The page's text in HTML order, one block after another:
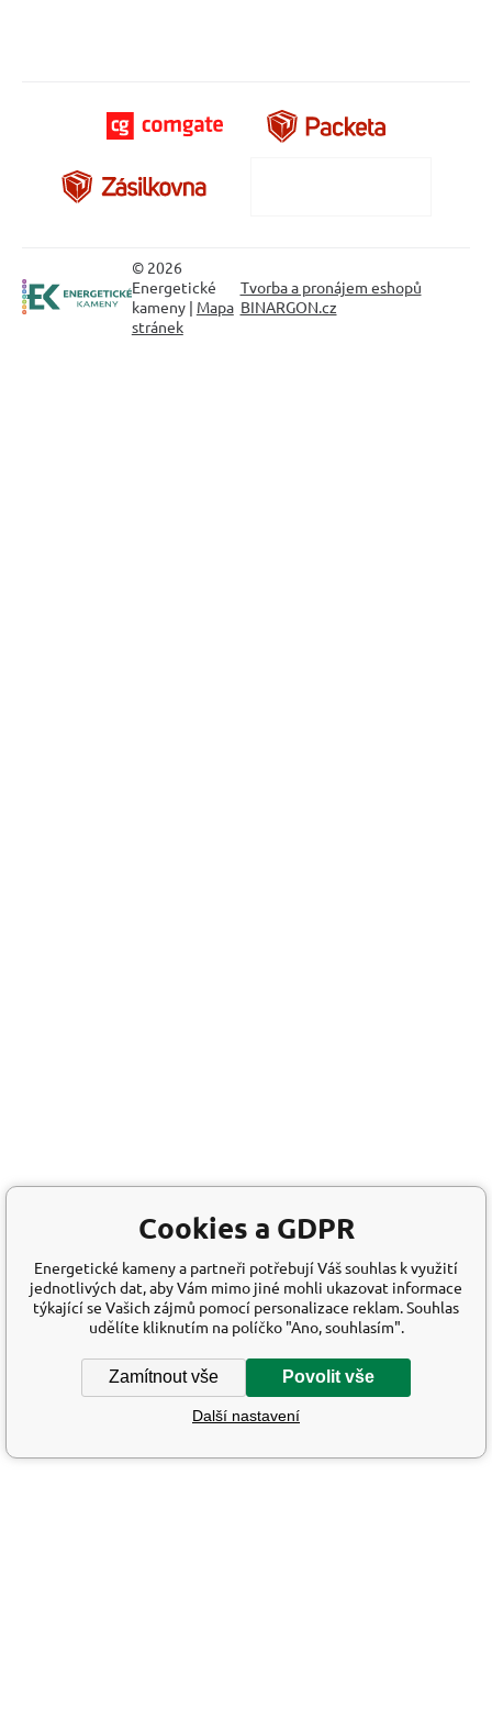
© 2026
Energetické
kameny | Mapa
stránek
Tvorba a pronájem eshopů
BINARGON.cz
Cookies a GDPR
Energetické kameny a partneři potřebují Váš souhlas k využití
jednotlivých dat, aby Vám mimo jiné mohli ukazovat informace
týkající se Vašich zájmů pomocí personalizace reklam. Souhlas
udělíte kliknutím na políčko "Ano, souhlasím".
Zamítnout vše Povolit vše
Další nastavení